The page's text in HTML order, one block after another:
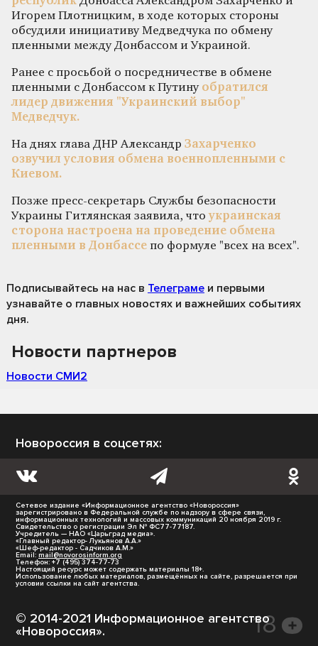
Игорем Плотницким, в ходе которых стороны
обсудили инициативу Медведчука по обмену
пленными между Донбассом и Украиной.
Ранее с просьбой о посредничестве в обмене
пленными с Донбассом к Путину обратился
лидер движения "Украинский выбор"
Медведчук.
На днях глава ДНР Александр Захарченко
озвучил условия обмена военнопленными с
Киевом.
Позже пресс-секретарь Службы безопасности
Украины Гитлянская заявила, чтоукраинская
сторона настроена на проведение обмена
пленными в Донбассе по формуле "всех на всех".
Подписывайтесь на нас в Телеграме и первыми
узнавайте о главных новостях и важнейших событиях
дня.
Новости партнеров
Новости СМИ2
Новороссия в соцсетях:
Сетевое издание «Информационное агентство «Новороссия»
зарегистрировано в Федеральной службе по надзору в сфере связи,
информационных технологий и массовых коммуникаций 20 ноября 2019 г.
Свидетельство о регистрации Эл № ФС77-77187.
Учредитель — НАО «Царьград медиа».
«Главный редактор- Лукьянов А.А.»
«Шеф-редактор - Садчиков А.М.»
Email: mail@novorosinform.org
Телефон: +7 (495) 374-77-73
Настоящий ресурс может содержать материалы 18+.
Использование любых материалов, размещённых на сайте, разрешается при
условии ссылки на сайт агентства.
© 2014-2021 Информационное агентство
«Новороссия».